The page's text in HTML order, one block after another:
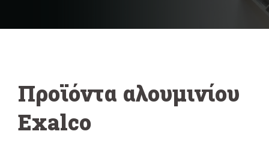
Προϊόντα αλουμινίου
Exalco